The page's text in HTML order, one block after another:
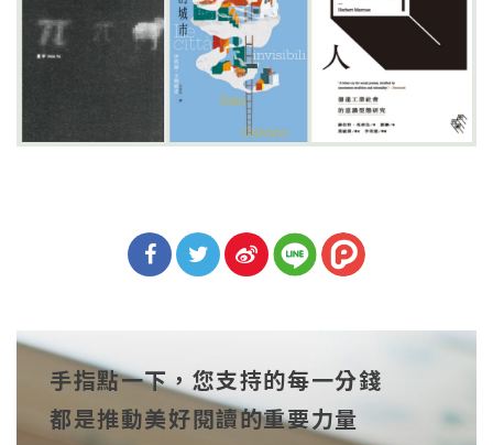
cebo
ok
witt
er
博
手指點一下，您支持的每一分錢
都是推動美好閱讀的重要力量